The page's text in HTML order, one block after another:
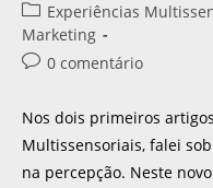
Experiências
Marketing
0 comentário
Nos dois primeiros
Multissensoriais, falei
na percepção. Neste